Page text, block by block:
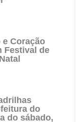
e Coração
Festival de
do
do sábado,